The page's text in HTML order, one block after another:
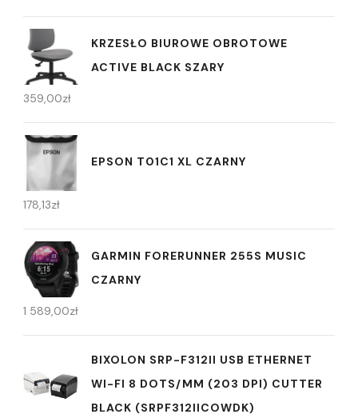
KRZESŁO BIUROWE OBROTOWE
ACTIVE BLACK SZARY
359,00zł
EPSON T01C1 XL CZARNY
178,13zł
GARMIN FORERUNNER 255S MUSIC
CZARNY
1 589,00zł
BIXOLON SRP-F312II USB ETHERNET
WI-FI 8 DOTS/MM (203 DPI) CUTTER
BLACK (SRPF312IICOWDK)